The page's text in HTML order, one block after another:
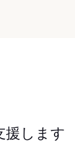
援します